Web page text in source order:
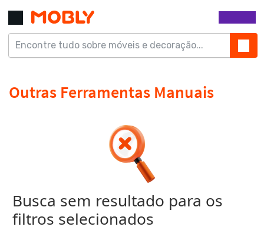
Busca sem resultado para os
filtros selecionados